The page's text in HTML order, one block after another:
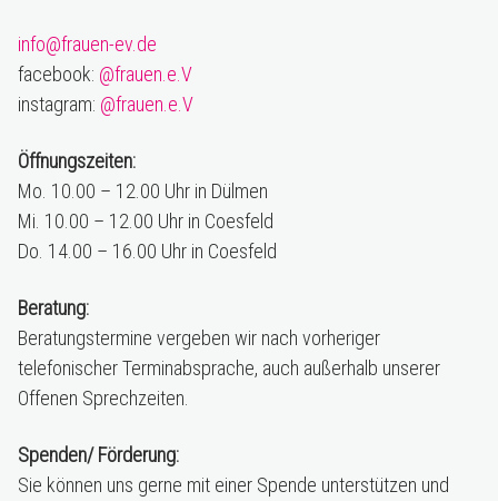
info@frauen-ev.de
facebook: @frauen.e.V
instagram: @frauen.e.V
Öffnungszeiten:
Mo. 10.00 – 12.00 Uhr in Dülmen
Mi. 10.00 – 12.00 Uhr in Coesfeld
Do. 14.00 – 16.00 Uhr in Coesfeld
Beratung:
Beratungstermine vergeben wir nach vorheriger
telefonischer Terminabsprache, auch außerhalb unserer
Offenen Sprechzeiten.
Spenden/ Förderung:
Sie können uns gerne mit einer Spende unterstützen und